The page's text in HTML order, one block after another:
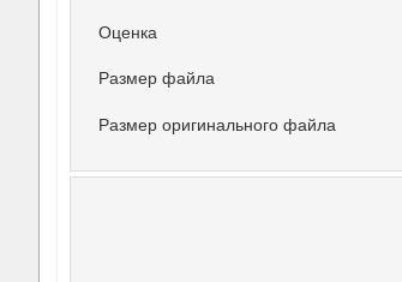
Оценка
Размер файла
Размер оригинального файла